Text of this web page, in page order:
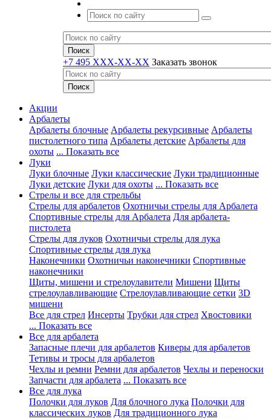
+7 495 XXX-XX-XX Заказать звонок
Акции
Арбалеты
Арбалеты блочные Арбалеты рекурсивные Арбалеты
пистолетного типа Арбалеты детские Арбалеты для
охоты ... Показать все
Луки
Луки блочные Луки классические Луки традиционные
Луки детские Луки для охоты ... Показать все
Стрелы и все для стрельбы
Стрелы для арбалетов Охотничьи стрелы для Арбалета
Спортивные стрелы для Арбалета Для арбалета-
пистолета
Стрелы для луков Охотничьи стрелы для лука
Спортивные стрелы для лука
Наконечники Охотничьи наконечники Спортивные
наконечники
Щиты, мишени и стрелоулавители Мишени Щиты
стрелоулавливающие Стрелоулавливающие сетки 3D
мишени
Все для стрел Инсерты Трубки для стрел Хвостовики
... Показать все
Все для арбалета
Запасные плечи для арбалетов Киверы для арбалетов
Тетивы и тросы для арбалетов
Чехлы и ремни Ремни для арбалетов Чехлы и переноски
Запчасти для арбалета ... Показать все
Все для лука
Полочки для луков Для блочного лука Полочки для
классических луков Для традиционного лука